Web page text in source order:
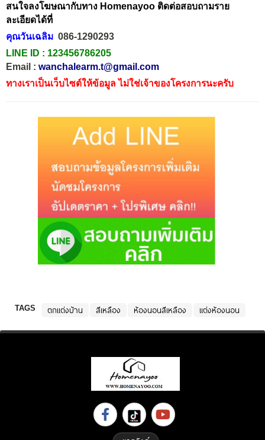
สนใจลงโฆษณากับทาง Homenayoo ติดต่อสอบถามราย
ละเอียดได้ที่
คุณวันเฉลิม 086-1290293
LINE ID : 123456786205
Email : wanchalearm.t@gmail.com
ทางเราเป็นเว็บไซต์ให้ข้อมูล ไม่ใช่เจ้าของโครงการนะครับ
TAGS ตกแต่งบ้าน สีเหลือง ห้องนอนสีเหลือง แต่งห้องนอน